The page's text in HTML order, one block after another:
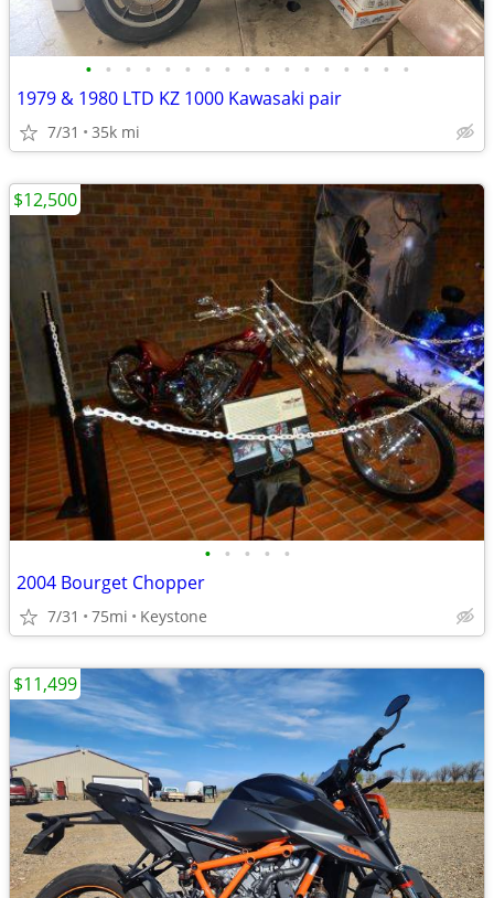
• • • • • • • • • • • • • • • • •
1979 & 1980 LTD KZ 1000 Kawasaki pair
7/31 35k mi
• • • • •
2004 Bourget Chopper
7/31 75mi Keystone
$12,500
$11,499